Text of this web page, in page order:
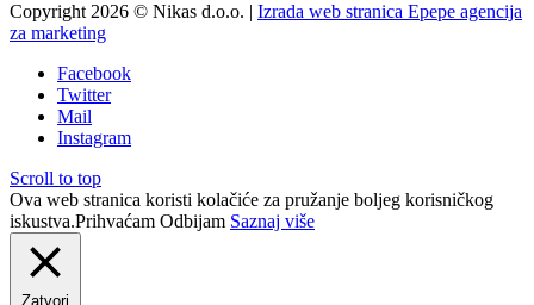
Copyright 2026 © Nikas d.o.o. | Izrada web stranica Epepe agencija
za marketing
Facebook
Twitter
Mail
Instagram
Scroll to top
Ova web stranica koristi kolačiće za pružanje boljeg korisničkog
iskustva.Prihvaćam Odbijam Saznaj više
Zatvori